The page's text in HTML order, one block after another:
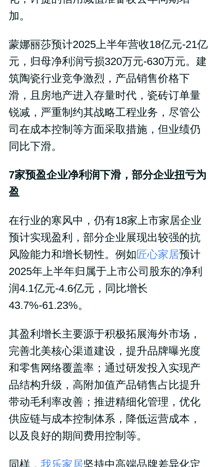
加。
蒙娜丽莎预计2025上半年营收18亿元-21亿
元，归母净利润亏损320万元-630万元。建
筑陶瓷行业竞争激烈，产品销售价格下
滑，且房地产进入存量时代，瓷砖订单量
锐减，严重制约其战略工程业务，尽管公
司在成本控制等方面采取措施，但业绩仍
同比下滑。
7家预盈企业净利润下滑， 部分企业扭亏为
盈
在行业的寒风中，仍有18家上市家居企业
预计实现盈利，部分企业展现出较强的抗
风险能力和增长韧性。例如 匠心家居预计
2025年上半年归属于上市公司股东的净利
润4.1亿元-4.6亿元，同比增长
43.7%-61.23%。
其盈利增长主要源于积极拓展海外市场，
完善北美核心渠道建设，提升品牌曝光度
和零售网络覆盖率；通过研发投入实现产
品结构升级，高附加值产品销售占比提升
带动毛利率改善；推进精细化管理，优化
供应链与成本控制体系，降低运营成本，
以及良好的期间费用控制等。
同样， 我乐家居坚持中高端品牌差异化定